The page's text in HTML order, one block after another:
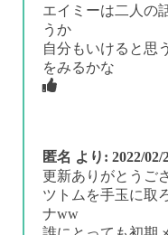
エイミーは二人の
うか
自分もいけると思
をみるかな
匿名 より: 2022/
更新ありがとうご
ツトムを手玉に取
ナww